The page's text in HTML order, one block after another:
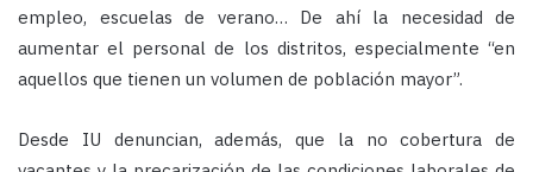
empleo, escuelas de verano… De ahí la necesidad de
aumentar el personal de los distritos, especialmente “en
aquellos que tienen un volumen de población mayor”.
Desde IU denuncian, además, que la no cobertura de